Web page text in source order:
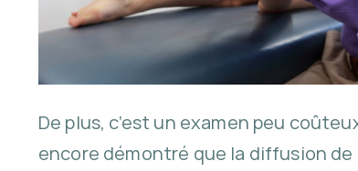
De plus, c’est un examen peu
encore démontré que la diffusion